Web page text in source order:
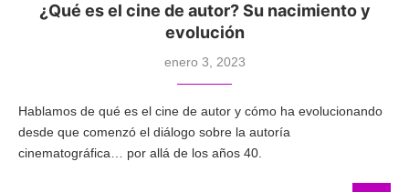
¿Qué es el cine de autor? Su nacimiento y
evolución
enero 3, 2023
Hablamos de qué es el cine de autor y cómo ha evolucionando
desde que comenzó el diálogo sobre la autoría
cinematográfica… por allá de los años 40.